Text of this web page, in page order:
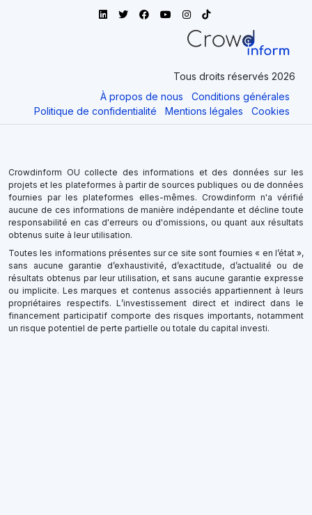
Tous droits réservés 2026
À propos de nous
Conditions générales
Politique de confidentialité
Mentions légales Cookies
Crowdinform OU collecte des informations et des données sur les
projets et les plateformes à partir de sources publiques ou de données
fournies par les plateformes elles-mêmes. Crowdinform n'a vérifié
aucune de ces informations de manière indépendante et décline toute
responsabilité en cas d'erreurs ou d'omissions, ou quant aux résultats
obtenus suite à leur utilisation.
Toutes les informations présentes sur ce site sont fournies « en l’état »,
sans aucune garantie d’exhaustivité, d’exactitude, d’actualité ou de
résultats obtenus par leur utilisation, et sans aucune garantie expresse
ou implicite. Les marques et contenus associés appartiennent à leurs
propriétaires respectifs. L’investissement direct et indirect dans le
financement participatif comporte des risques importants, notamment
un risque potentiel de perte partielle ou totale du capital investi.